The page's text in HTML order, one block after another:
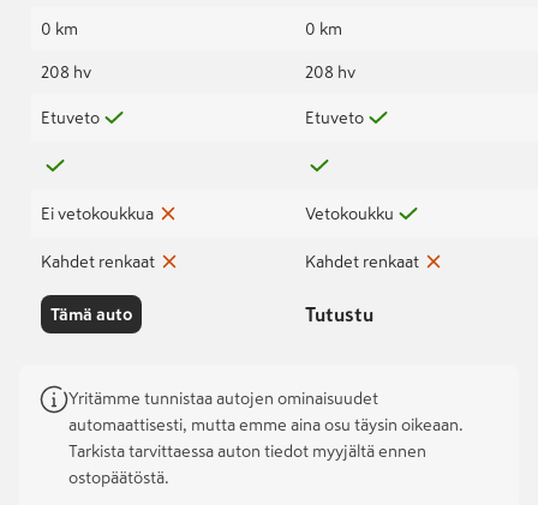
0 km
208 hv
Etuveto
Ei vetokoukkua
Kahdet renkaat
Tämä auto
0 km
208 hv
Etuveto
Vetokoukku
Kahdet renkaat
Tutustu
Yritämme tunnistaa autojen ominaisuudet
automaattisesti, mutta emme aina osu täysin oikeaan.
Tarkista tarvittaessa auton tiedot myyjältä ennen
ostopäätöstä.